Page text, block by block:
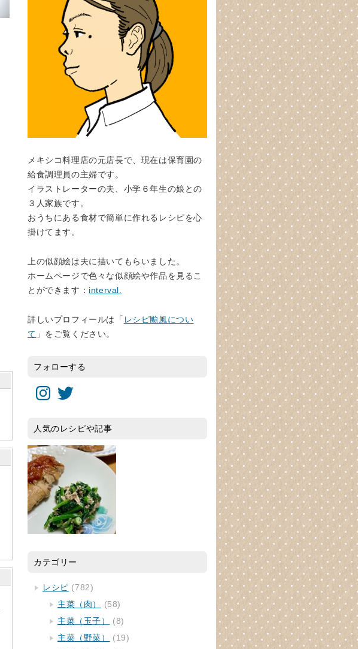
メキシコ料理店の元店長で、現在は保育園の
給食調理員の主婦です。
イラストレーターの夫、小学６年生の娘との
３人家族です。
おうちにある食材で簡単に作れるレシピを心
掛けてます。
上の似顔絵は夫に描いてもらいました。
ホームページで色々な似顔絵や作品を見るこ
とができます： interval.
詳しいプロフィールは「 レシピ颱風につい
て 」をご覧ください。
フォローする
Instagram
Twitter
人気のレシピや記事
カテゴリー
レシピ (782)
主菜（肉）
(58)
主菜（玉子）
(8)
主菜（野菜）
(19)